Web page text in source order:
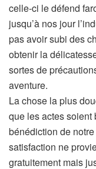
celle-ci le défend
jusqu’à nos jour
pas avoir subi des
obtenir la
sortes de
aventure.
La chose la plus
que les actes soient
bénédiction de
satisfaction ne
gratuitement mais